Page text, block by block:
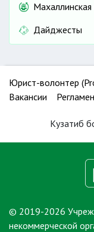
Дайджесты
Юрист-волонтер
Вакансии
Кузатиб
© 2019-2026
некоммерческой